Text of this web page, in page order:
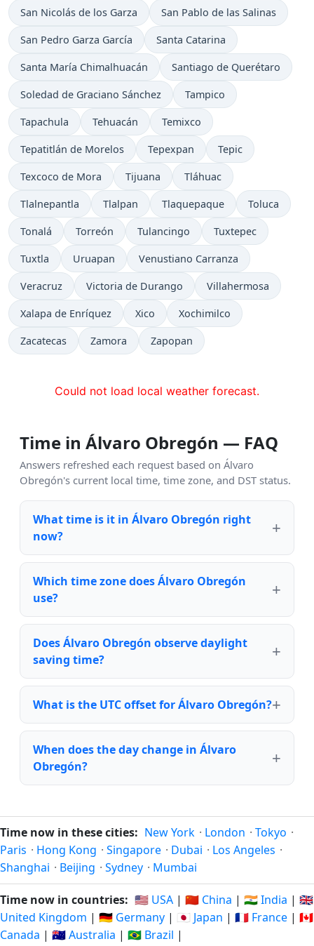
San Nicolás de los Garza San Pablo de las Salinas
San Pedro Garza García Santa Catarina
Santa María Chimalhuacán Santiago de Querétaro
Soledad de Graciano Sánchez Tampico
Tapachula Tehuacán Temixco
Tepatitlán de Morelos Tepexpan Tepic
Texcoco de Mora Tijuana Tláhuac
Tlalnepantla Tlalpan Tlaquepaque Toluca
Tonalá Torreón Tulancingo Tuxtepec
Tuxtla Uruapan Venustiano Carranza
Veracruz Victoria de Durango Villahermosa
Xalapa de Enríquez Xico Xochimilco
Zacatecas Zamora Zapopan
Could not load local weather forecast.
Time in Álvaro Obregón — FAQ
Answers refreshed each request based on Álvaro
Obregón's current local time, time zone, and DST status.
What time is it in Álvaro Obregón right
now?
Which time zone does Álvaro Obregón
use?
Does Álvaro Obregón observe daylight
saving time?
What is the UTC offset for Álvaro Obregón?
When does the day change in Álvaro
Obregón?
Time now in these cities: New York · London · Tokyo ·
Paris · Hong Kong · Singapore · Dubai · Los Angeles ·
Shanghai · Beijing · Sydney · Mumbai
Time now in countries: 🇺🇸 USA | 🇨🇳 China | 🇮🇳 India | 🇬🇧
United Kingdom | 🇩🇪 Germany | 🇯🇵 Japan | 🇫🇷 France | 🇨🇦
Canada | 🇦🇺 Australia | 🇧🇷 Brazil |